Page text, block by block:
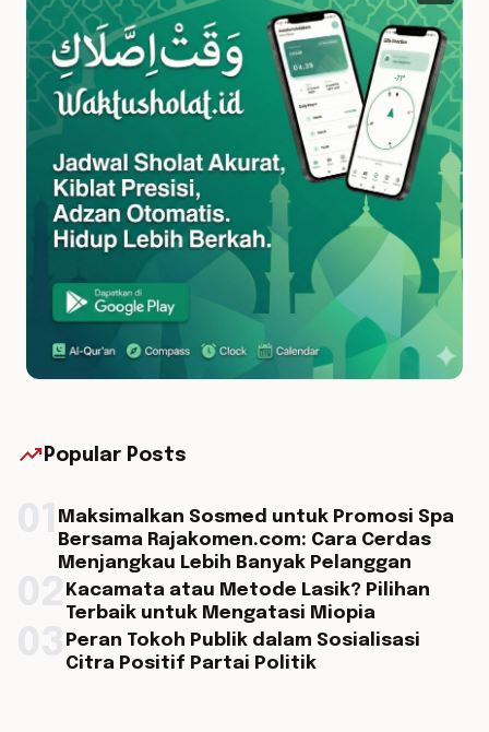
trending_up Popular Posts
Maksimalkan Sosmed untuk Promosi Spa
Bersama Rajakomen.com: Cara Cerdas
Menjangkau Lebih Banyak Pelanggan
Kacamata atau Metode Lasik? Pilihan
Terbaik untuk Mengatasi Miopia
Peran Tokoh Publik dalam Sosialisasi
Citra Positif Partai Politik